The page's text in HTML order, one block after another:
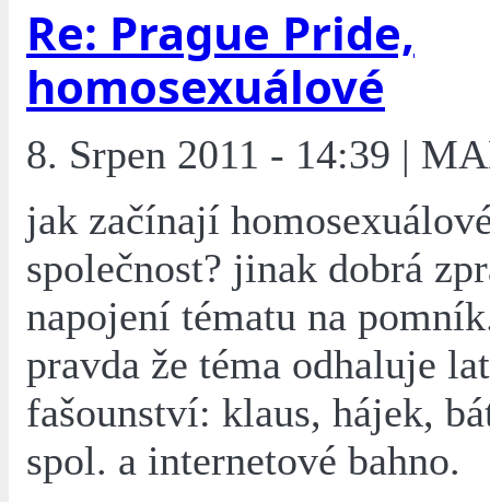
Re: Prague Pride,
homosexuálové
8. Srpen 2011 - 14:39 |
jak začínají
společnost? jinak dobrá
napojení tématu na
pravda že téma odhaluje
fašounství: klaus, hájek,
spol. a internetové bahno.